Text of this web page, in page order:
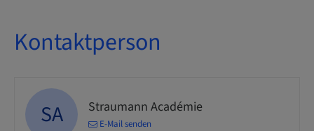
Kontaktperson
SA Straumann Académie
E-Mail senden